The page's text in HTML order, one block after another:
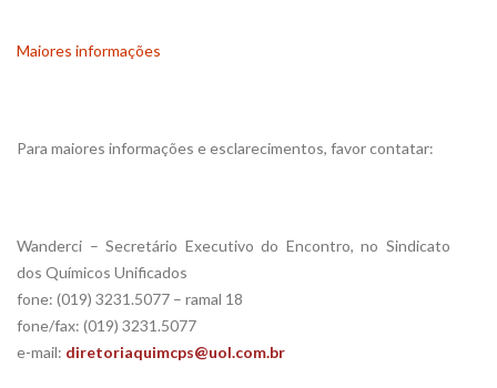
Maiores informações
Para maiores informações e esclarecimentos, favor contatar:
Wanderci – Secretário Executivo do Encontro, no Sindicato
dos Químicos Unificados
fone: (019) 3231.5077 – ramal 18
fone/fax: (019) 3231.5077
e-mail: diretoriaquimcps@uol.com.br